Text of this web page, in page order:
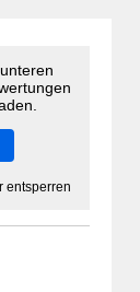
entsperren